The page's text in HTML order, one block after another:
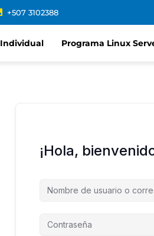
+507 3102388
Individual Programa Linux
¡Hola,